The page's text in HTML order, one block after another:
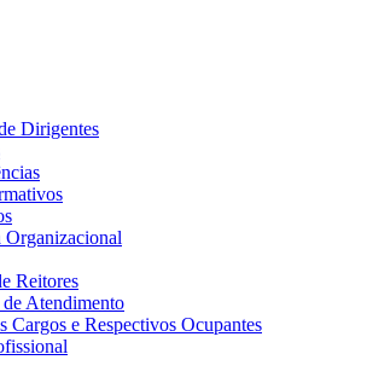
Dirigentes
Organizacional
Reitores
Atendimento
Cargos e Respectivos Ocupantes